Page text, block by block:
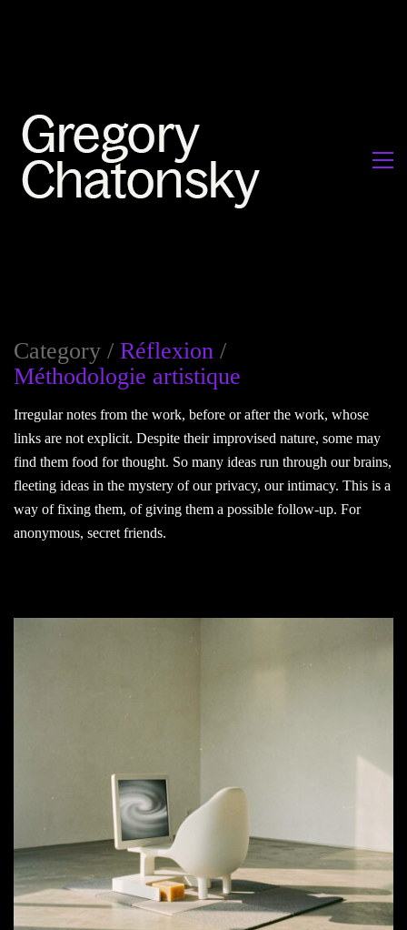
Category / Réflexion /
Méthodologie artistique
Irregular notes from the work, before or after the work, whose
links are not explicit. Despite their improvised nature, some may
find them food for thought. So many ideas run through our brains,
fleeting ideas in the mystery of our privacy, our intimacy. This is a
way of fixing them, of giving them a possible follow-up. For
anonymous, secret friends.